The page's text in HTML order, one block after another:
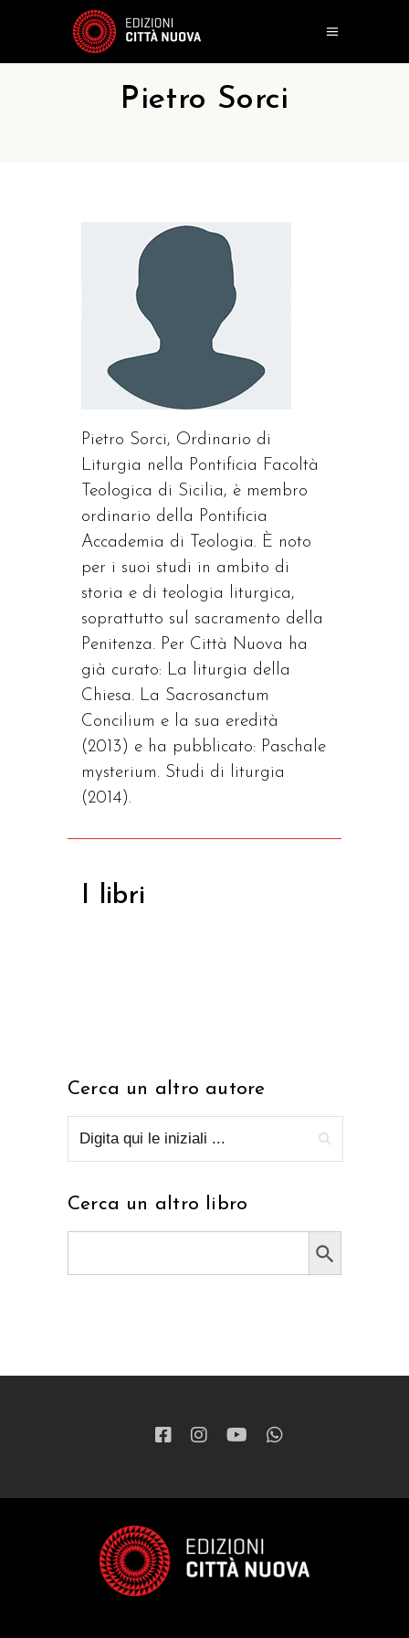
Pietro Sorci
Pietro Sorci, Ordinario di
Liturgia nella Pontificia Facoltà
Teologica di Sicilia, è membro
ordinario della Pontificia
Accademia di Teologia. È noto
per i suoi studi in ambito di
storia e di teologia liturgica,
soprattutto sul sacramento della
Penitenza. Per Città Nuova ha
già curato: La liturgia della
Chiesa. La Sacrosanctum
Concilium e la sua eredità
(2013) e ha pubblicato: Paschale
mysterium. Studi di liturgia
(2014).
I libri
Cerca un altro autore
Cerca un altro libro
Search Button